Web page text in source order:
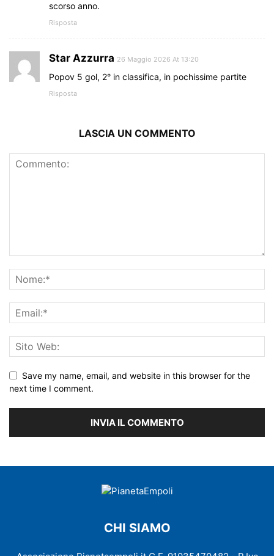
scorso anno.
Risposta
Star Azzurra 26 Maggio 2026 At 13:20
Popov 5 gol, 2° in classifica, in pochissime partite
Risposta
LASCIA UN COMMENTO
Save my name, email, and website in this browser for the
next time I comment.
CHI SIAMO